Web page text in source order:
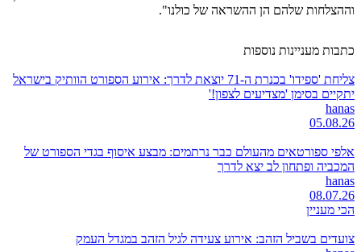
וההצלחות שלהם הן ההשראה של כולנו".
כתבות מעניינות נוספות
צליחת 'ספידו' בכנרת ה-71 יוצאת לדרך: אירוע הספורט הוותיק בישראל
יתקיים בסימן 'מצדיעים לצפון!'
hanas
05.08.26
אלפי ספורטאים מהעולם כבר נרתמים: מבצע איסוף בגדי הספורט של
המכביה ופתחון לב יצא לדרך
hanas
08.07.26
הכי מעניין
צועדים בשביל הזהב: אירוע צעידה לגיל הזהב במגדל העמק